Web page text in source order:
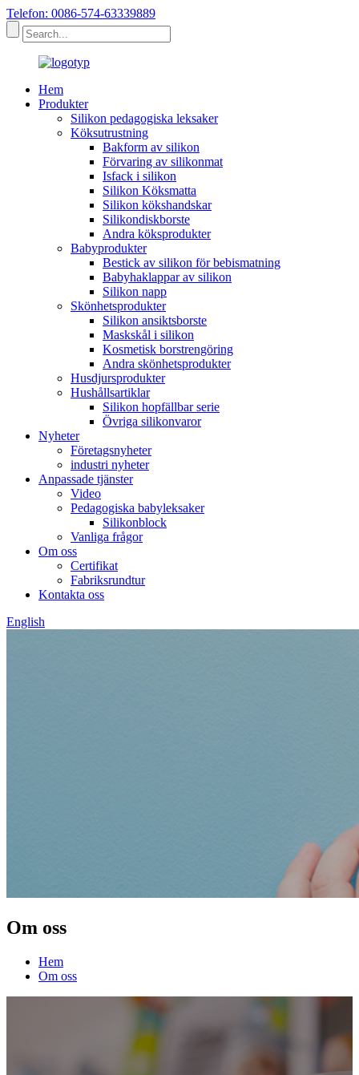
Telefon: 0086-574-63339889
Hem
Produkter
Silikon pedagogiska leksaker
Köksutrustning
Bakform av silikon
Förvaring av silikonmat
Isfack i silikon
Silikon Köksmatta
Silikon kökshandskar
Silikondiskborste
Andra köksprodukter
Babyprodukter
Bestick av silikon för bebismatning
Babyhaklappar av silikon
Silikon napp
Skönhetsprodukter
Silikon ansiktsborste
Maskskål i silikon
Kosmetisk borstrengöring
Andra skönhetsprodukter
Husdjursprodukter
Hushållsartiklar
Silikon hopfällbar serie
Övriga silikonvaror
Nyheter
Företagsnyheter
industri nyheter
Anpassade tjänster
Video
Pedagogiska babyleksaker
Silikonblock
Vanliga frågor
Om oss
Certifikat
Fabriksrundtur
Kontakta oss
English
Om oss
Hem
Om oss